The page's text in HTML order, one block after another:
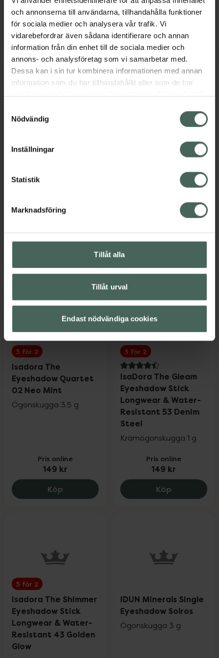
och annonserna till användarna, tillhandahålla funktioner
för sociala medier och analysera vår trafik. Vi
vidarebefordrar även sådana identifierare och annan
information från din enhet till de sociala medier och
annons- och analysföretag som vi samarbetar med.
Dessa kan i sin tur kombinera informationen med annan
information som du har tillhandahållit eller som de har
samlat in när du har använt deras tjänster. Samtycke till
återkalla ditt samtycke via webbplatsens
cookieinställningar. Ett återkallat samtycke påverkar inte
lagligheten av behandling som skett innan återkallelsen.
Nödvändig
Inställningar
Statistik
Marknadsföring
Tillåt alla
Tillåt urval
Endast nödvändiga cookies
Pris online
179 kr
KöpIDUN Minerals Single Eyeshadow
Pris online
179 kr
KöpIDUN
5 av 5 i omdöme
Isadora The
04 Cappuccino
Isadora The Eyeshadow Quartet 04
IsaDora The Gleam
Eyeshadow Stick
Resistant 50 Rose
Krämögonskugga 1 g
3 för 2
Isadora The
Eyeshadow Quartet
02 Neo Mint
Ögonskugga 3.5 g
Pris online
149 kr
Köp Isadora The Eyeshadow Quartet 02
3 för 2
4.5 av 5 i omdöme
IsaDora The Gleam
Eyeshadow Stick
Longwear & Water-
Resistant 53 Denim
Steel
Krämögonskugga 1 g
Pris online
149 kr
Köp IsaDora
3 för 2
Isadora The Shimmer
Eyeshadow Stick
Longwear & Water-
Resistant 43 Golden
Glow
IDUN Minerals Single
Eyeshadow Solros
Ögonskugga 3 g